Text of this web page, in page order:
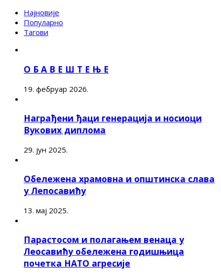
Најновије
Популарно
Тагови
О Б А В Е Ш Т Е Њ Е
19. фебруар 2026.
Награђени ђаци генерација и носиоци
Вукових диплома
29. јун 2025.
Обележена храмовна и општинска слава
у Лепосавићу
13. мај 2025.
Парастосом и полагањем венаца у
Леосавићу обележена годишњица
почетка НАТО агресије